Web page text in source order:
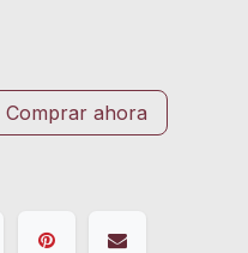
Comprar ahora